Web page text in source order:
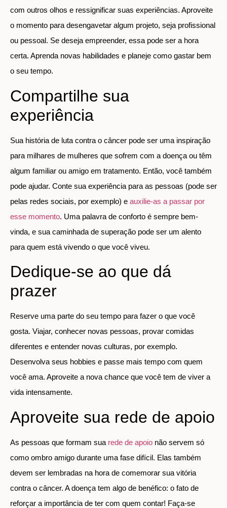
com outros olhos e ressignificar suas experiências. Aproveite
o momento para desengavetar algum projeto, seja profissional
ou pessoal. Se deseja empreender, essa pode ser a hora
certa. Aprenda novas habilidades e planeje como gastar bem
o seu tempo.
Compartilhe sua
experiência
Sua história de luta contra o câncer pode ser uma inspiração
para milhares de mulheres que sofrem com a doença ou têm
algum familiar ou amigo em tratamento. Então, você também
pode ajudar. Conte sua experiência para as pessoas (pode ser
pelas redes sociais, por exemplo) e auxilie-as a passar por
esse momento. Uma palavra de conforto é sempre bem-
vinda, e sua caminhada de superação pode ser um alento
para quem está vivendo o que você viveu.
Dedique-se ao que dá
prazer
Reserve uma parte do seu tempo para fazer o que você
gosta. Viajar, conhecer novas pessoas, provar comidas
diferentes e entender novas culturas, por exemplo.
Desenvolva seus hobbies e passe mais tempo com quem
você ama. Aproveite a nova chance que você tem de viver a
vida intensamente.
Aproveite sua rede de apoio
As pessoas que formam sua rede de apoio não servem só
como ombro amigo durante uma fase difícil. Elas também
devem ser lembradas na hora de comemorar sua vitória
contra o câncer. A doença tem algo de benéfico: o fato de
reforçar a importância de ter com quem contar! Faça-se